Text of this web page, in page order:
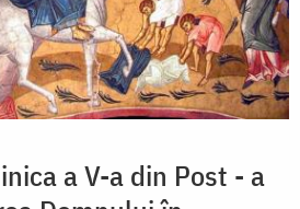
a V-a din Post - a